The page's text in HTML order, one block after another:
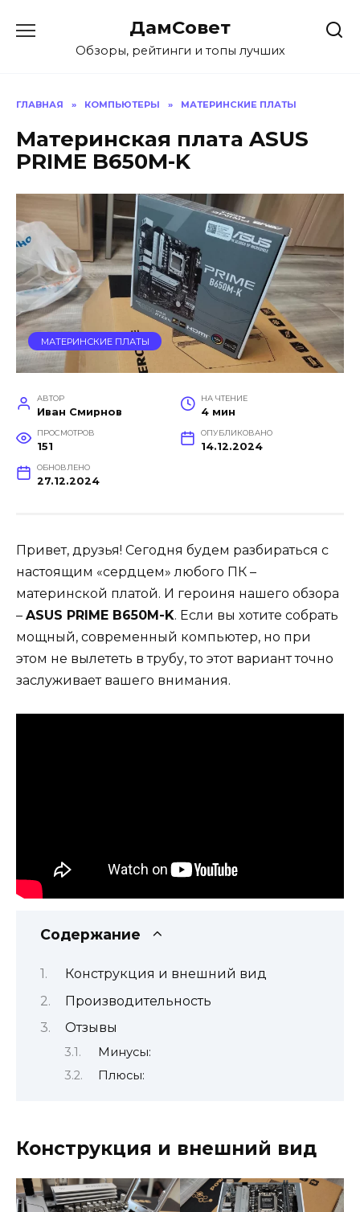
содержанию
ДамСовет
Обзоры, рейтинги и топы лучших
ГЛАВНАЯ » КОМПЬЮТЕРЫ » МАТЕРИНСКИЕ ПЛАТЫ
Материнская плата ASUS
PRIME B650M-K
МАТЕРИНСКИЕ ПЛАТЫ
АВТОР
Иван Смирнов
НА ЧТЕНИЕ
4 мин
ПРОСМОТРОВ
151
ОПУБЛИКОВАНО
14.12.2024
ОБНОВЛЕНО
27.12.2024
Привет, друзья! Сегодня будем разбираться с
настоящим «сердцем» любого ПК –
материнской платой. И героиня нашего обзора
– ASUS PRIME B650M-K. Если вы хотите собрать
мощный, современный компьютер, но при
этом не вылететь в трубу, то этот вариант точно
заслуживает вашего внимания.
Содержание
Конструкция и внешний вид
Производительность
Отзывы
Минусы:
Плюсы:
Конструкция и внешний вид